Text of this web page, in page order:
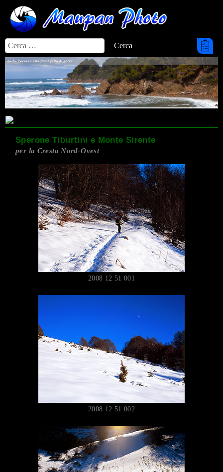
Cerca
Cerca
Sperone Tiburtini e Monte Sirente
per la Cresta Nord-Ovest
2008 12 51 001
2008 12 51 002